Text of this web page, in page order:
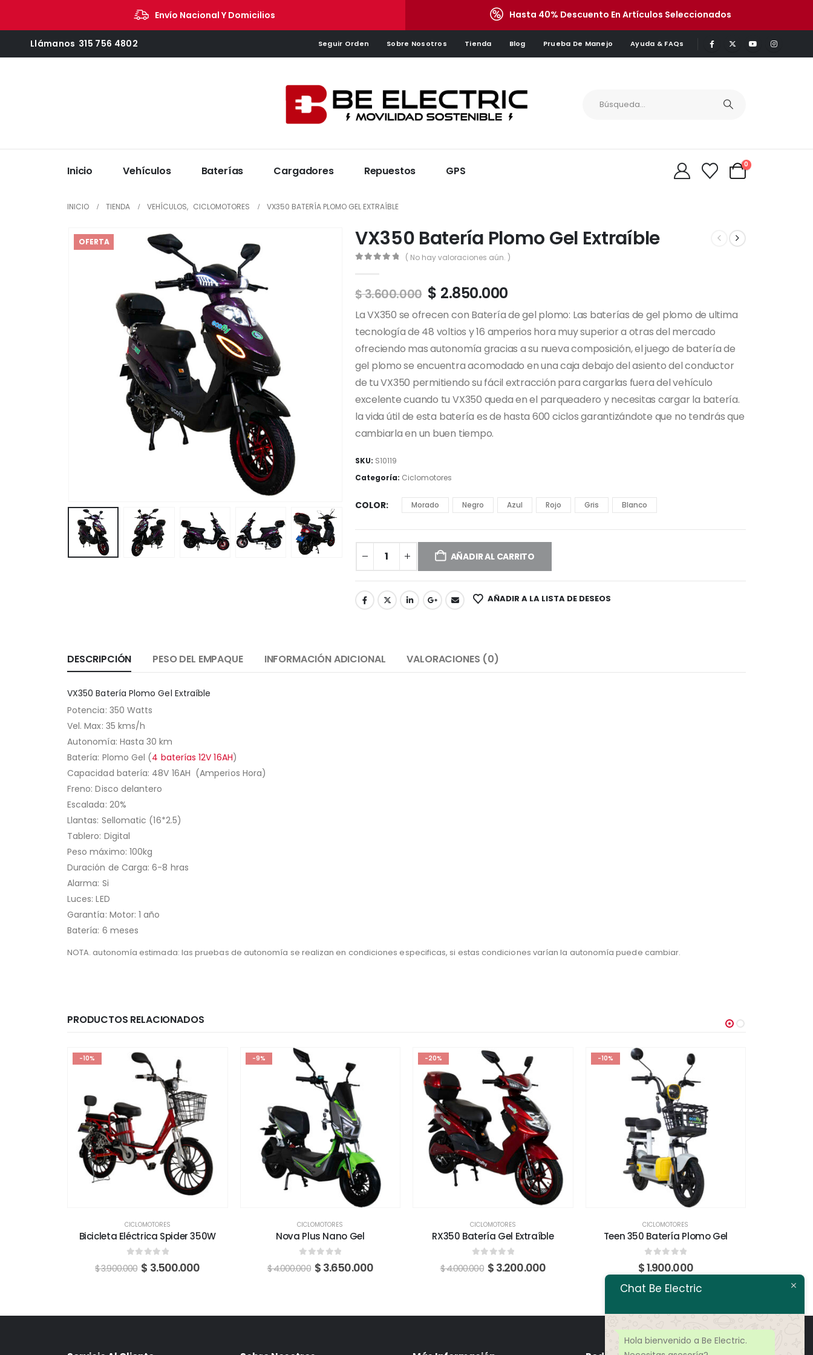
Envío Nacional Y Domicilios Hasta 40% Descuento En Artículos Seleccionados
Llámanos 315 756 4802 Seguir Orden Sobre Nosotros Tienda Blog Prueba De Manejo Ayuda & FAQs
Inicio Vehículos Baterías Cargadores Repuestos GPS 0
INICIO TIENDA VEHÍCULOS, CICLOMOTORES VX350 BATERÍA PLOMO GEL EXTRAÍBLE
OFERTA VX350 Batería Plomo Gel Extraíble
( No hay valoraciones aún. )
$3.600.000 $ 2.850.000
La VX350 se ofrecen con Batería de gel plomo: Las baterías de gel plomo de ultima
tecnología de 48 voltios y 16 amperios hora muy superior a otras del mercado
ofreciendo mas autonomía gracias a su nueva composición, el juego de batería de
gel plomo se encuentra acomodado en una caja debajo del asiento del conductor
de tu VX350 permitiendo su fácil extracción para cargarlas fuera del vehículo
excelente cuando tu VX350 queda en el parqueadero y necesitas cargar la batería.
la vida útil de esta batería es de hasta 600 ciclos garantizándote que no tendrás que
cambiarla en un buen tiempo.
SKU: S10119
Categoría: Ciclomotores
COLOR Morado Negro Azul Rojo Gris Blanco
AÑADIR AL CARRITO
AÑADIR A LA LISTA DE DESEOS
DESCRIPCIÓN PESO DEL EMPAQUE INFORMACIÓN ADICIONAL VALORACIONES (0)
VX350 Batería Plomo Gel Extraíble
Potencia: 350 Watts
Vel. Max: 35 kms/h
Autonomía: Hasta 30 km
Batería: Plomo Gel (4 baterías 12V 16AH)
Capacidad batería: 48V 16AH (Amperios Hora)
Freno: Disco delantero
Escalada: 20%
Llantas: Sellomatic (16*2.5)
Tablero: Digital
Peso máximo: 100kg
Duración de Carga: 6-8 hras
Alarma: Si
Luces: LED
Garantía: Motor: 1 año
Batería: 6 meses
NOTA. autonomía estimada: las pruebas de autonomía se realizan en condiciones especificas, si estas condiciones varían la autonomía puede cambiar.
PRODUCTOS RELACIONADOS
-10%
CICLOMOTORES
Bicicleta Eléctrica Spider 350W
fuera de 5
$3.900.000 $ 3.500.000
-9%
CICLOMOTORES
Nova Plus Nano Gel
fuera de 5
$4.000.000 $ 3.650.000
-20%
CICLOMOTORES
RX350 Batería Gel Extraíble
fuera de 5
$4.000.000 $ 3.200.000
-10%
CICLOMOTORES
Teen 350 Batería Plomo Gel
0 fuera de 5
$1.900.000
Chat Be Electric
Hola bienvenido a Be Electric.